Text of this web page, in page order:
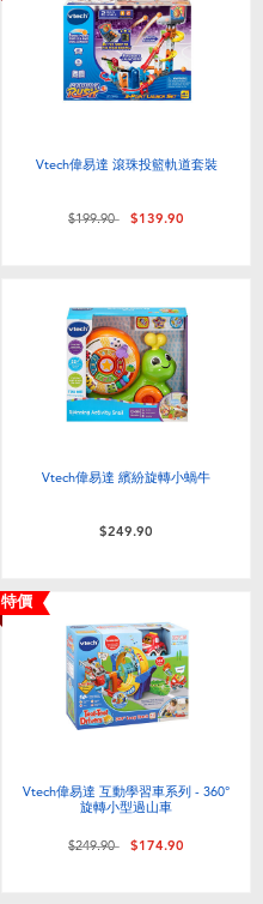
Vtech偉易達 滾珠投籃軌道套裝
價格從
$199.90至$139.90
Vtech偉易達 繽紛旋轉小蝸牛
$249.90
特價
Vtech偉易達 互動學習車系列 - 360°
旋轉小型過山車
價格從
$249.90至$174.90